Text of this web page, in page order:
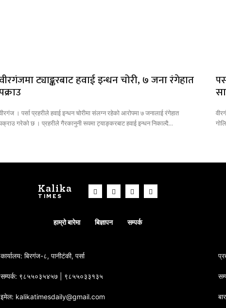
ट्याङ्करबाट हवाई इन्धन चोरी, ७ जना रंगेहात
। पर्सा प्रहरीले हवाई इन्धन चोरीमा संलग्न रहेको आरोपमा ७ जनालाई रंगेहात
गरेको छ । प्रहरीले गैरकानुनी रूपमा ट्याङ्करबाट हवाई इन्धन निकाल्दै...
Kalika
TIMES
हाम्रो बारेमा बिज्ञापन सम्पर्क
कार्यालय: बिरगंज-८, पानीटंकी, पर्सा
सम्पर्क: ९८५५०३५४५७ | ९८५५०३३१३५
इमेल: kalikatimesdaily@gmail.com